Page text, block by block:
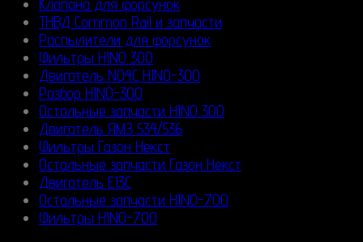
Клапана для форсунок
ТНВД Common Rail и запчасти
Распылители для форсунок
Фильтры HINO 300
Двигатель N04C HINO-300
Разбор HINO-300
Остальные запчасти HINO 300
Двигатель ЯМЗ 534/536
Фильтры Газон Некст
Остальные запчасти Газон Некст
Двигатель E13C
Остальные запчасти HINO-700
Фильтры HINO-700